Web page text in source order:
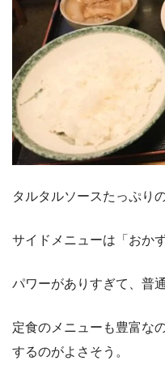
タルタルソースたっぷり
サイドメニューは「おか
パワーがありすぎて、普
定食のメニューも豊富な
するのがよさそう。